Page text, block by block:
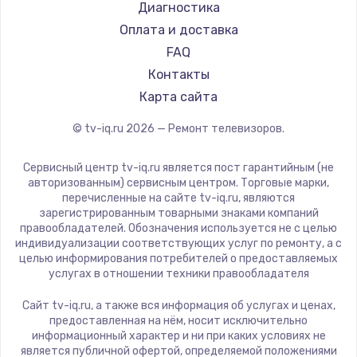
Замена видеокарты
1600 руб.
Заказать
Ремонт разъема питания
880 руб.
Заказать
Замена видеочипа
2745 руб.
Заказать
2600 руб.
Заказать
Hyundai
Doffler
Hiper
Grundig
HITACHI
Yandex
National
iFFALCON
Tuvio
Nord
BenQ
Диагностика
Оплата и доставка
FAQ
Контакты
Карта сайта
© tv-iq.ru 2026 — Ремонт телевизоров.
Сервисный центр tv-iq.ru является пост гарантийным (не
авторизованным) сервисным центром. Торговые марки,
перечисленные на сайте tv-iq.ru, являются
зарегистрированным товарными знаками компаний
правообладателей. Обозначения используется не с целью
индивидуализации соответствующих услуг по ремонту, а с
целью информирования потребителей о предоставляемых
услугах в отношении техники правообладателя
Сайт tv-iq.ru, а также вся информация об услугах и ценах,
предоставленная на нём, носит исключительно
информационный характер и ни при каких условиях не
является публичной офертой, определяемой положениями